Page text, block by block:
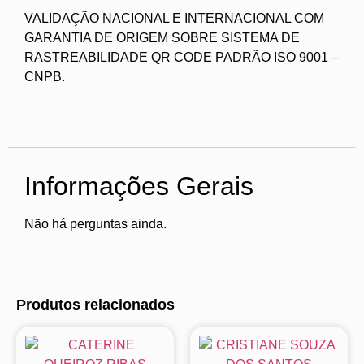
VALIDAÇÃO NACIONAL E INTERNACIONAL COM
GARANTIA DE ORIGEM SOBRE SISTEMA DE
RASTREABILIDADE QR CODE PADRÃO ISO 9001 –
CNPB.
Informações Gerais
Não há perguntas ainda.
Produtos relacionados